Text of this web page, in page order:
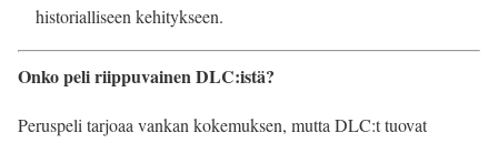
historialliseen kehitykseen.
Onko peli riippuvainen DLC:istä?
Peruspeli tarjoaa vankan kokemuksen, mutta DLC:t tuovat